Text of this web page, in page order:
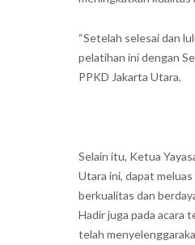
“Setelah selesai dan
pelatihan ini dengan
PPKD Jakarta Utara.
Selain itu, Ketua
Utara ini, dapat
berkualitas dan
Hadir juga pada acara
telah